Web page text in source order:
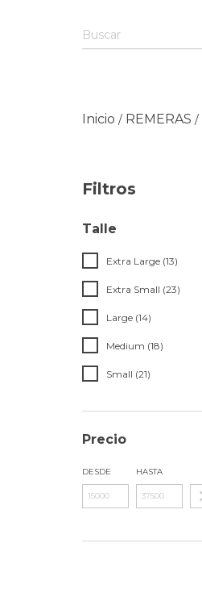
Inicio / REMERAS /
Filtros
Talle
Extra Large (13)
Extra Small (23)
Large (14)
Medium (18)
Small (21)
Precio
DESDE HASTA